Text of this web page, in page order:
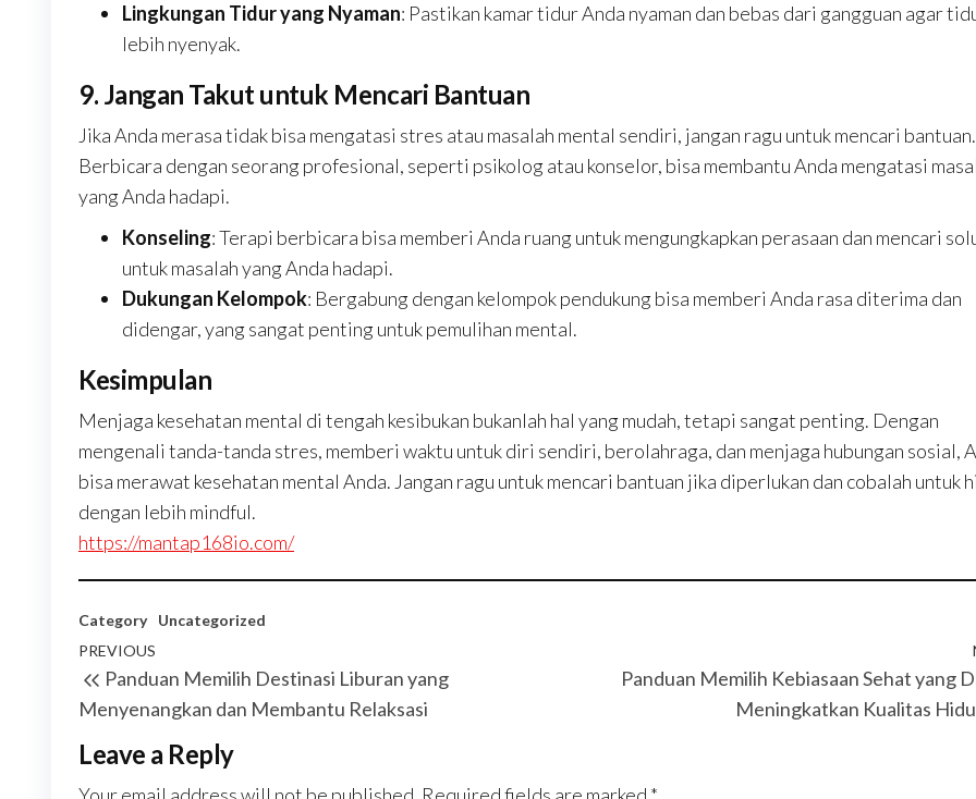
Lingkungan Tidur yang Nyaman: Pastikan kamar tidur Anda nyaman dan bebas dari gangguan agar
lebih nyenyak.
9. Jangan Takut untuk Mencari Bantuan
Jika Anda merasa tidak bisa mengatasi stres atau masalah mental sendiri, jangan ragu untuk mencari bantuan.
Berbicara dengan seorang profesional, seperti psikolog atau konselor, bisa membantu Anda mengatasi
yang Anda hadapi.
Konseling: Terapi berbicara bisa memberi Anda ruang untuk mengungkapkan perasaan dan mencari
untuk masalah yang Anda hadapi.
Dukungan Kelompok: Bergabung dengan kelompok pendukung bisa memberi Anda rasa diterima dan
didengar, yang sangat penting untuk pemulihan mental.
Kesimpulan
Menjaga kesehatan mental di tengah kesibukan bukanlah hal yang mudah, tetapi sangat penting. Dengan
mengenali tanda-tanda stres, memberi waktu untuk diri sendiri, berolahraga, dan menjaga hubungan sosial,
bisa merawat kesehatan mental Anda. Jangan ragu untuk mencari bantuan jika diperlukan dan cobalah untuk
dengan lebih mindful.
https://mantap168io.com/
Category Uncategorized
Post
navigation
Previous
Post
PREVIOUS
Panduan Memilih Destinasi Liburan yang
Menyenangkan dan Membantu Relaksasi
Panduan Memilih Kebiasaan Sehat yang
Meningkatkan Kualitas
Leave a Reply